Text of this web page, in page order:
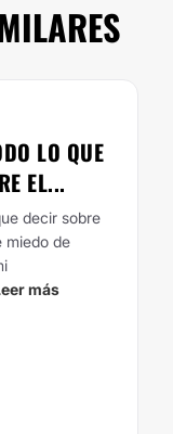
LO QUE
EL...
decir sobre
miedo de
más